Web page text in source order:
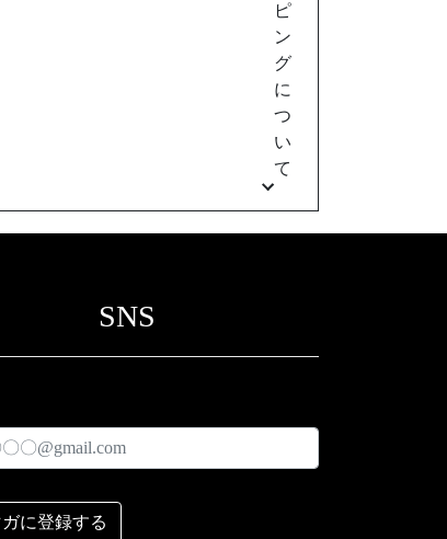
ピ
ン
グ
に
つ
い
て
SNS